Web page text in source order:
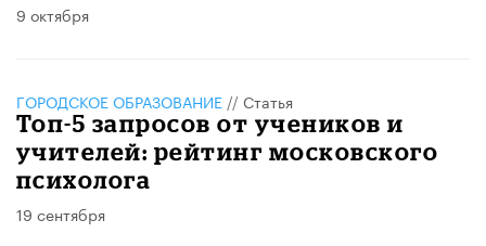
9 октября
ГОРОДСКОЕ ОБРАЗОВАНИЕ // Статья
Топ-5 запросов от учеников и
учителей: рейтинг московского
психолога
19 сентября